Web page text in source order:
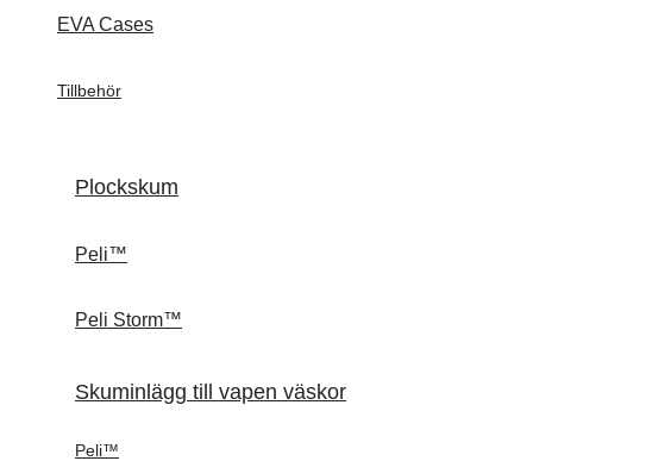
EVA Cases
Tillbehör
Plockskum
Peli™
Peli Storm™
Skuminlägg till vapen väskor
Peli™